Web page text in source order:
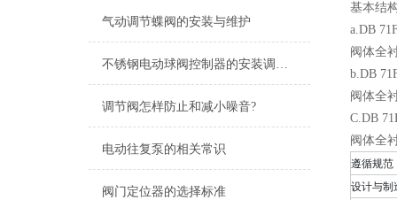
气动调节蝶阀的安装与维护
不锈钢电动球阀控制器的安装调整，了解一下！
调节阀怎样防止和减小噪音?
电动往复泵的相关常识
阀门定位器的选择标准
基本结
a.DB
阀体全
b.DB
阀体全
C.DB
阀体全
遵循规范
设计与制